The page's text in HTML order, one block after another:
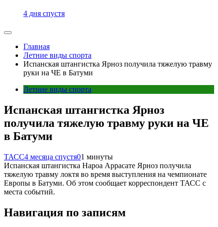
4 дня спустя
Главная
Летние виды спорта
Испанская штангистка Ярноз получила тяжелую травму
руки на ЧЕ в Батуми
Летние виды спорта
Испанская штангистка Ярноз
получила тяжелую травму руки на ЧЕ
в Батуми
ТАСС4 месяца спустя01 минуты
Испанская штангистка Нароа Аррасате Ярноз получила
тяжелую травму локтя во время выступления на чемпионате
Европы в Батуми. Об этом сообщает корреспондент ТАСС с
места событий.
Навигация по записям